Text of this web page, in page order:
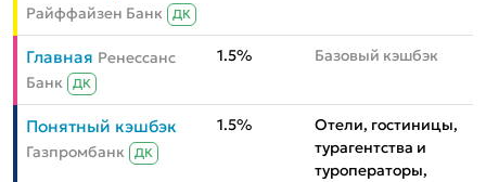
Райффайзен Банк ДК
Главная Ренессанс
Банк
ДК
1.5% Базовый кэшбэк
Понятный кэшбэк
Газпромбанк ДК
1.5%
Отели, гостиницы,
турагентства и
туроператоры,